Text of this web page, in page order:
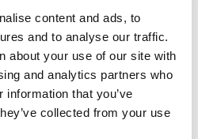
content and ads, to
and to analyse our traffic.
about your use of our site with
and analytics partners who
that you’ve
collected from your use
Sectores
Aplicaciones
Soluciones